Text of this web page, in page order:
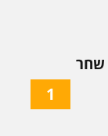
שחר
1